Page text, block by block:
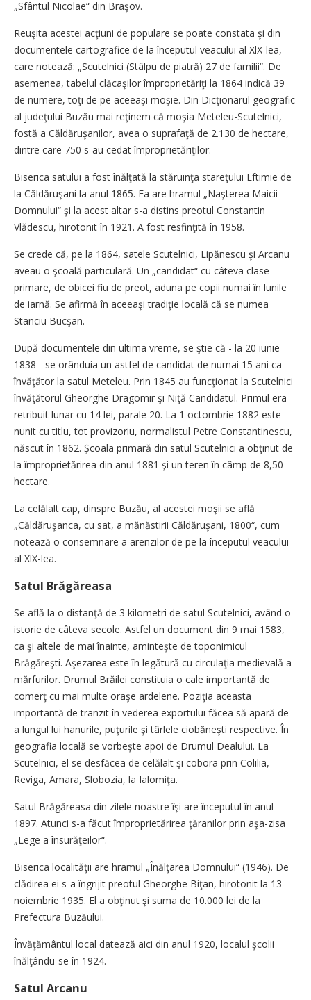
„Sfântul Nicolae“ din Braşov.
Reuşita acestei acţiuni de populare se poate constata şi din
documentele cartografice de la începutul veacului al XlX-lea,
care notează: „Scutelnici (Stâlpu de piatră) 27 de familii“. De
asemenea, tabelul clăcaşilor împroprietăriţi la 1864 indică 39
de numere, toţi de pe aceeaşi moşie. Din Dicţionarul geografic
al judeţului Buzău mai reţinem că moşia Meteleu-Scutelnici,
fostă a Căldăruşanilor, avea o suprafaţă de 2.130 de hectare,
dintre care 750 s-au cedat împroprietăriţilor.
Biserica satului a fost înălţată la stăruinţa stareţului Eftimie de
la Căldăruşani la anul 1865. Ea are hramul „Naşterea Maicii
Domnului“ şi la acest altar s-a distins preotul Constantin
Vlădescu, hirotonit în 1921. A fost resfinţită în 1958.
Se crede că, pe la 1864, satele Scutelnici, Lipănescu şi Arcanu
aveau o şcoală particulară. Un „candidat“ cu câteva clase
primare, de obicei fiu de preot, aduna pe copii numai în lunile
de iarnă. Se afirmă în aceeaşi tradiţie locală că se numea
Stanciu Bucşan.
După documentele din ultima vreme, se ştie că - la 20 iunie
1838 - se orânduia un astfel de candidat de numai 15 ani ca
învăţător la satul Meteleu. Prin 1845 au funcţionat la Scutelnici
învăţătorul Gheorghe Dragomir şi Niţă Candidatul. Primul era
retribuit lunar cu 14 lei, parale 20. La 1 octombrie 1882 este
nunit cu titlu, tot provizoriu, normalistul Petre Constantinescu,
născut în 1862. Şcoala primară din satul Scutelnici a obţinut de
la împroprietărirea din anul 1881 şi un teren în câmp de 8,50
hectare.
La celălalt cap, dinspre Buzău, al acestei moşii se află
„Căldăruşanca, cu sat, a mănăstirii Căldăruşani, 1800“, cum
notează o consemnare a arenzilor de pe la începutul veacului
al XlX-lea.
Satul Brăgăreasa
Se află la o distanţă de 3 kilometri de satul Scutelnici, având o
istorie de câteva secole. Astfel un document din 9 mai 1583,
ca şi altele de mai înainte, aminteşte de toponimicul
Brăgăreşti. Aşezarea este în legătură cu circulaţia medievală a
mărfurilor. Drumul Brăilei constituia o cale importantă de
comerţ cu mai multe oraşe ardelene. Poziţia aceasta
importantă de tranzit în vederea exportului făcea să apară de-
a lungul lui hanurile, puţurile şi târlele ciobăneşti respective. În
geografia locală se vorbeşte apoi de Drumul Dealului. La
Scutelnici, el se desfăcea de celălalt şi cobora prin Colilia,
Reviga, Amara, Slobozia, la Ialomiţa.
Satul Brăgăreasa din zilele noastre îşi are începutul în anul
1897. Atunci s-a făcut împroprietărirea ţăranilor prin aşa-zisa
„Lege a însurăţeilor“.
Biserica localităţii are hramul „Înălţarea Domnului“ (1946). De
clădirea ei s-a îngrijit preotul Gheorghe Biţan, hirotonit la 13
noiembrie 1935. El a obţinut şi suma de 10.000 lei de la
Prefectura Buzăului.
Învăţământul local datează aici din anul 1920, localul şcolii
înălţându-se în 1924.
Satul Arcanu